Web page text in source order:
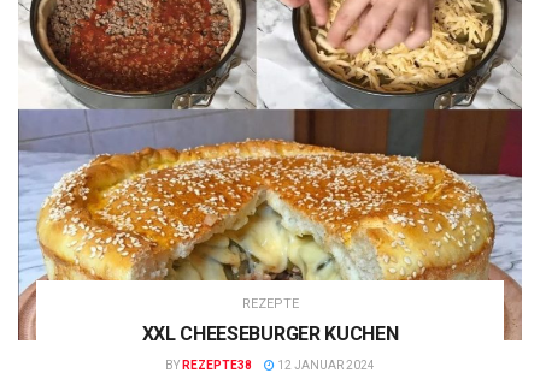
REZEPTE
XXL CHEESEBURGER KUCHEN
BY REZEPTE38 12 JANUAR 2024